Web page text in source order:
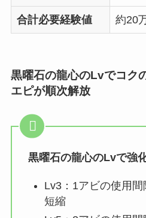
合計必要経験値 約20
黒曜石の龍心のLvでコク
エピが順次解放
黒曜石の龍心のLvで強
Lv3：1アビの使用
短縮